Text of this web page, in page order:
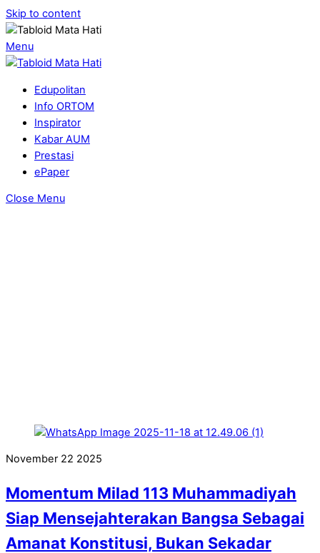
Skip to content
Menu
Edupolitan
Info ORTOM
Inspirator
Kabar AUM
Prestasi
ePaper
Close Menu
November 22 2025
Momentum Milad 113 Muhammadiyah
Siap Mensejahterakan Bangsa Sebagai
Amanat Konstitusi, Bukan Sekadar